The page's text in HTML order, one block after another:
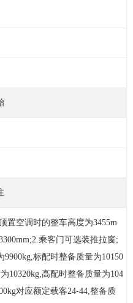
置空调时的整车高度为3455m
乘客门可选装推拉窗;
9900kg,标配时整备质量为10150
10320kg,高配时整备质量为104
对应额定载客24-44,整备质